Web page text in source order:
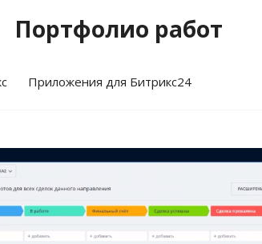
Портфолио работ
Приложения для Битрикс24